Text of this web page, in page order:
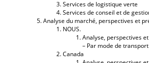
Services de logistique verte
Services de conseil et de
Analyse du marché, perspectives et
NOUS.
Analyse, perspectives
– Par mode de transport
Canada